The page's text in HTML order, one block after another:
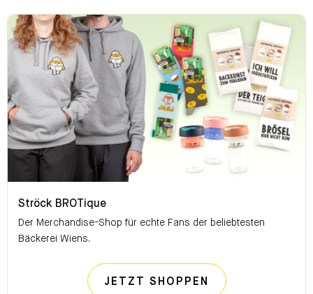
Ströck BROTique
Der Merchandise-Shop für echte Fans der beliebtesten
Bäckerei Wiens.
JETZT SHOPPEN STRÖCK